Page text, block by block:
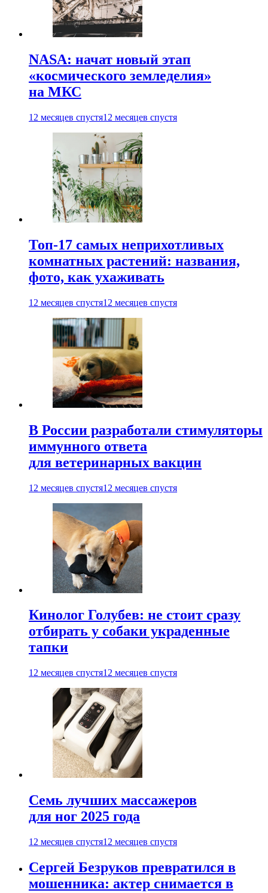
NASA: начат новый этап
«космического земледелия»
на МКС
12 месяцев спустя12 месяцев спустя
Топ-17 самых неприхотливых
комнатных растений: названия,
фото, как ухаживать
12 месяцев спустя12 месяцев спустя
В России разработали стимуляторы
иммунного ответа
для ветеринарных вакцин
12 месяцев спустя12 месяцев спустя
Кинолог Голубев: не стоит сразу
отбирать у собаки украденные
тапки
12 месяцев спустя12 месяцев спустя
Семь лучших массажеров
для ног 2025 года
12 месяцев спустя12 месяцев спустя
Сергей Безруков превратился в
мошенника: актер снимается в